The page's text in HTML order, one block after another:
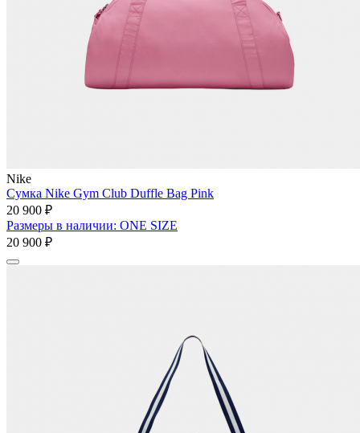
Nike
Сумка Nike Gym Club Duffle Bag Pink
20 900 ₽
Размеры в наличии: ONE SIZE
20 900 ₽